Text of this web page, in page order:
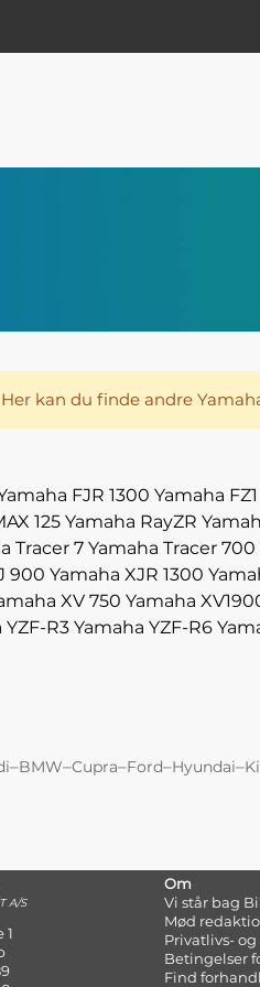
kan du finde andre
FJR 1300 Yamaha FZ1
125 Yamaha RayZR
Tracer 7 Yamaha Tracer 700
900 Yamaha XJR 1300
XV 750 Yamaha
YZF-R3 Yamaha YZF-R6
–BMW–Cupra–Ford–Hyundai–
Om
Vi står bag
Mød
Privatlivs-
Betingelser
Find
A/S
1